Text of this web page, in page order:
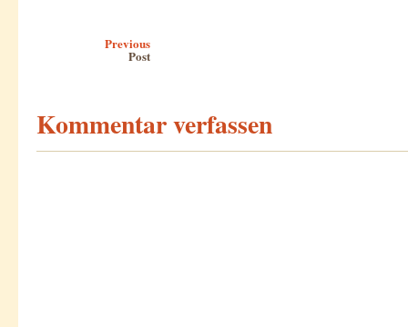
Previous
Post
Kommentar verfassen